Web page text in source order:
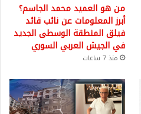
من هو العميد محمد الجاسم؟
أبرز المعلومات عن نائب قائد
فيلق المنطقة الوسطى الجديد
في الجيش العربي السوري
منذ 7 ساعات